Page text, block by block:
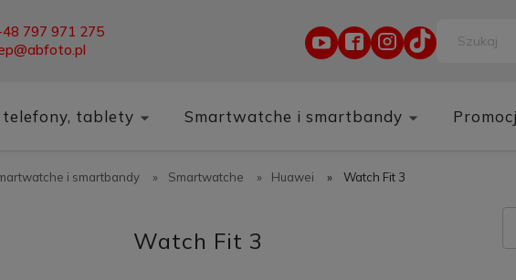
797 971 275
tablety Smartwatche i smartbandy
i smartbandy » Smartwatche » Huawei » Watch Fit 3
Watch Fit 3